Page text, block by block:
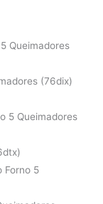
Queimadores
(76dix)
5 Queimadores
Forno 5